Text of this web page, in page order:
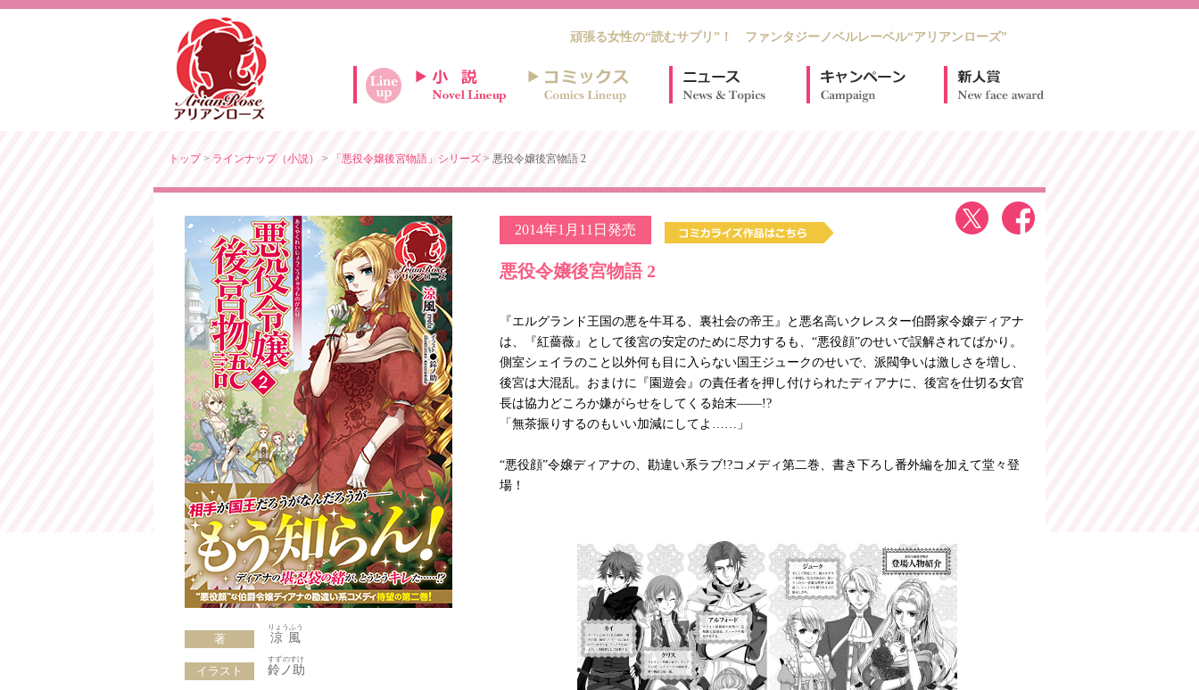
頑張る女性の“読むサプリ”！ ファンタジーノベルレーベル“アリアンローズ”
トップ> ラインナップ（小説） > 「悪役令嬢後宮物語」シリーズ> 悪役令嬢後宮物語 2
2014年1月11日発売
悪役令嬢後宮物語 2
著 涼風
りょうふう
イラスト 鈴ノ助
すずのすけ
『エルグランド王国の悪を牛耳る、裏社会の帝王』と悪名高いクレスター伯爵家令嬢ディアナ
は、『紅薔薇』として後宮の安定のために尽力するも、“悪役顔”のせいで誤解されてばかり。
側室シェイラのこと以外何も目に入らない国王ジュークのせいで、派閥争いは激しさを増し、
後宮は大混乱。おまけに『園遊会』の責任者を押し付けられたディアナに、後宮を仕切る女官
長は協力どころか嫌がらせをしてくる始末――!?
「無茶振りするのもいい加減にしてよ……」
“悪役顔”令嬢ディアナの、勘違い系ラブ!?コメディ第二巻、書き下ろし番外編を加えて堂々登
場！